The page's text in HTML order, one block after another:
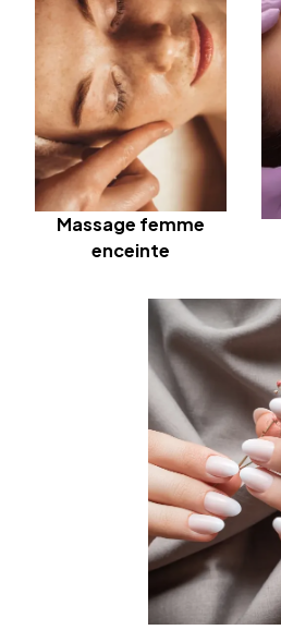
Massage femme
enceinte